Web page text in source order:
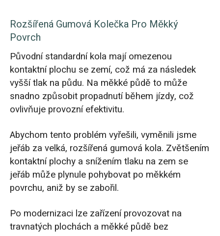
Rozšířená Gumová Kolečka Pro Měkký
Povrch
Původní standardní kola mají omezenou
kontaktní plochu se zemí, což má za následek
vyšší tlak na půdu. Na měkké půdě to může
snadno způsobit propadnutí během jízdy, což
ovlivňuje provozní efektivitu.
Abychom tento problém vyřešili, vyměnili jsme
jeřáb za velká, rozšířená gumová kola. Zvětšením
kontaktní plochy a snížením tlaku na zem se
jeřáb může plynule pohybovat po měkkém
povrchu, aniž by se zabořil.
Po modernizaci lze zařízení provozovat na
travnatých plochách a měkké půdě bez